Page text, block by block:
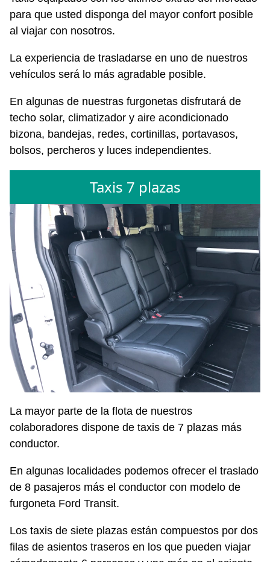
para que usted disponga del mayor confort posible
al viajar con nosotros.
La experiencia de trasladarse en uno de nuestros
vehículos será lo más agradable posible.
En algunas de nuestras furgonetas disfrutará de
techo solar, climatizador y aire acondicionado
bizona, bandejas, redes, cortinillas, portavasos,
bolsos, percheros y luces independientes.
Taxis 7 plazas
La mayor parte de la flota de nuestros
colaboradores dispone de taxis de 7 plazas más
conductor.
En algunas localidades podemos ofrecer el traslado
de 8 pasajeros más el conductor con modelo de
furgoneta Ford Transit.
Los taxis de siete plazas están compuestos por dos
filas de asientos traseros en los que pueden viajar